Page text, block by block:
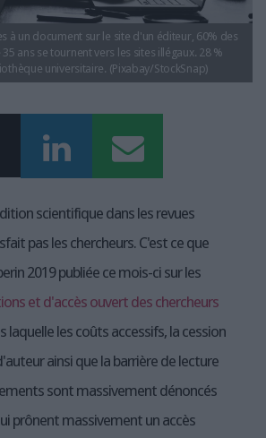
à un document sur le site d'un éditeur, 60% des
ans se tournent vers les sites illégaux. 28 %
universitaire. (Pixabay/StockSnap)
scientifique dans les revues
pas les chercheurs. C'est ce que
2019 publiée ce mois-ci sur les
et d'accès ouvert des chercheurs
laquelle les coûts accessifs, la cession
ainsi que la barrière de lecture
sont massivement dénoncés
prônent massivement un accès